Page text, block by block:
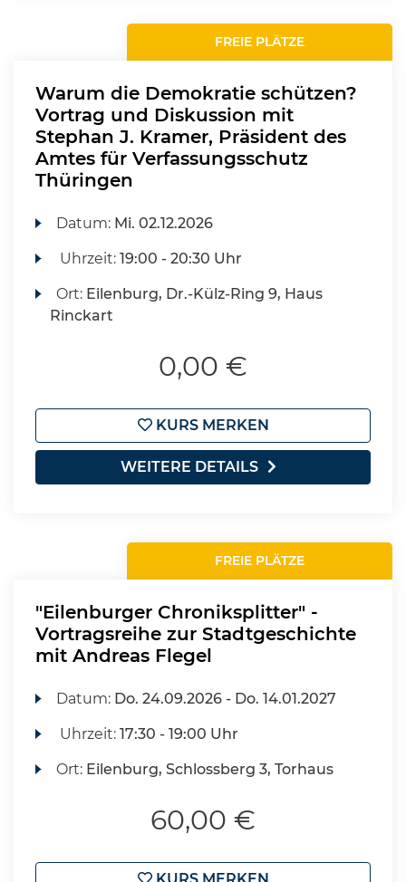
FREIE PLÄTZE
Warum die Demokratie schützen?
Vortrag und Diskussion mit
Stephan J. Kramer, Präsident des
Amtes für Verfassungsschutz
Thüringen
Datum: Mi. 02.12.2026
Uhrzeit:19:00 - 20:30 Uhr
Ort: Eilenburg, Dr.-Külz-Ring 9, Haus
Rinckart
0,00 €
KURS MERKEN
WEITERE DETAILS
FREIE PLÄTZE
"Eilenburger Chroniksplitter" -
Vortragsreihe zur Stadtgeschichte
mit Andreas Flegel
Datum: Do. 24.09.2026 - Do. 14.01.2027
Uhrzeit:17:30 - 19:00 Uhr
Ort: Eilenburg, Schlossberg 3, Torhaus
60,00 €